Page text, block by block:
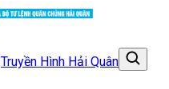
Truyền Hình Hải Quân